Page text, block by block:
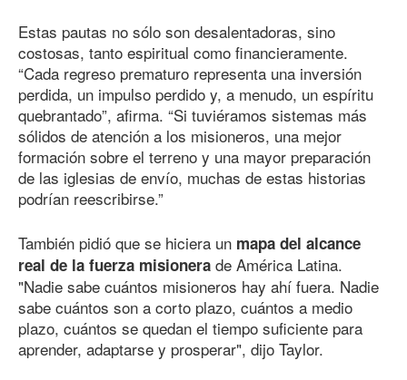
Estas pautas no sólo son desalentadoras, sino
costosas, tanto espiritual como financieramente.
“Cada regreso prematuro representa una inversión
perdida, un impulso perdido y, a menudo, un espíritu
quebrantado”, afirma. “Si tuviéramos sistemas más
sólidos de atención a los misioneros, una mejor
formación sobre el terreno y una mayor preparación
de las iglesias de envío, muchas de estas historias
podrían reescribirse.”
También pidió que se hiciera un mapa del alcance
real de la fuerza misionera de América Latina.
"Nadie sabe cuántos misioneros hay ahí fuera. Nadie
sabe cuántos son a corto plazo, cuántos a medio
plazo, cuántos se quedan el tiempo suficiente para
aprender, adaptarse y prosperar", dijo Taylor.